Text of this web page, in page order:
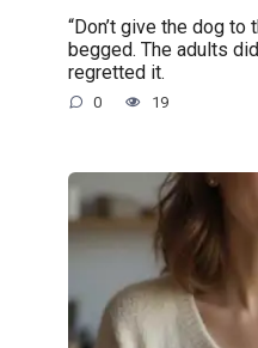
“Don’t give the dog to
begged. The adults
regretted it.
0 19